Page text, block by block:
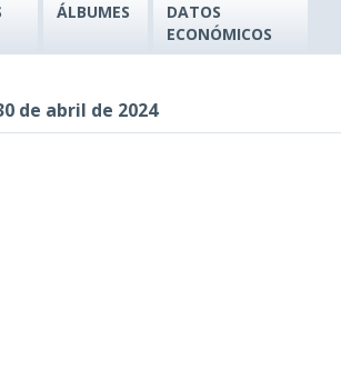
ÁLBUMES
DATOS
ECONÓMICOS
de abril de 2024